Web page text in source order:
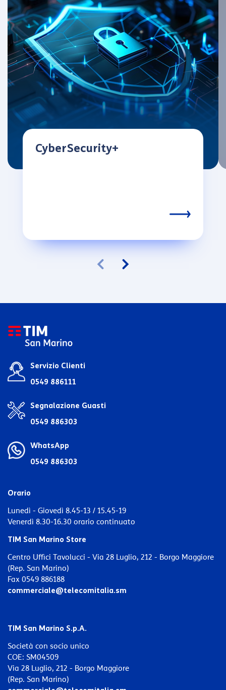
CyberSecurity+
Servizio Clienti
0549 886111
Segnalazione Guasti
0549 886303
WhatsApp
0549 886303
Orario
Lunedì - Giovedì 8.45-13 / 15.45-19
Venerdì 8.30-16.30 orario continuato
TIM San Marino Store
Centro Uffici Tavolucci - Via 28 Luglio, 212 - Borgo Maggiore
(Rep. San Marino)
Fax 0549 886188
commerciale@telecomitalia.sm
TIM San Marino S.p.A.
Società con socio unico
COE: SM04509
Via 28 Luglio, 212 - Borgo Maggiore
(Rep. San Marino)